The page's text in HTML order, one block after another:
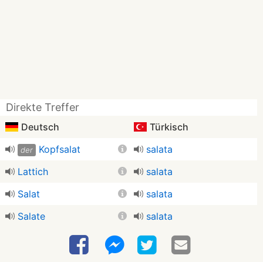
Direkte Treffer
Deutsch Türkisch
der Kopfsalat
salata
Lattich
salata
Salat
salata
Salate
salata